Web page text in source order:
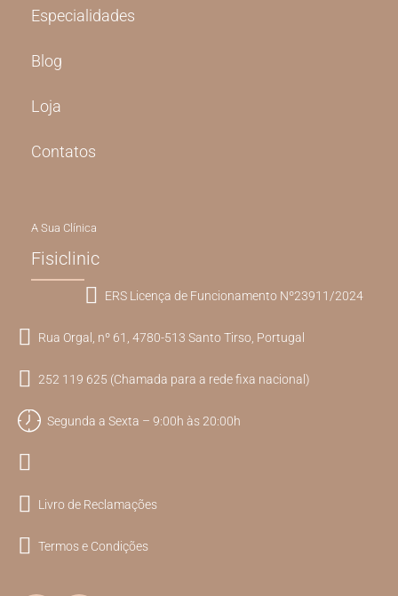
Especialidades
Blog
Loja
Contatos
A Sua Clínica
Fisiclinic
ERS Licença de Funcionamento Nº23911/2024
Rua Orgal, nº 61, 4780-513 Santo Tirso, Portugal
252 119 625 (Chamada para a rede fixa nacional)
Segunda a Sexta – 9:00h às 20:00h
Livro de Reclamações
Termos e Condições